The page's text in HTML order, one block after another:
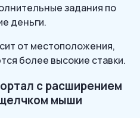
задания по
деньги.
от местоположения,
более высокие ставки.
с расширением
мыши